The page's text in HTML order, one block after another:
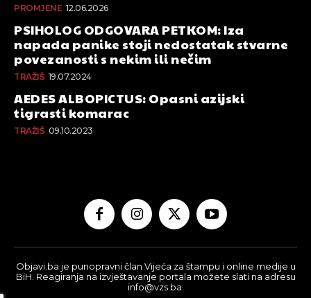
PROMJENE 12.06.2026
PSIHOLOG ODGOVARA PETKOM: Iza
napada panike stoji nedostatak stvarne
povezanosti s nekim ili nečim
TRAŽIŠ 19.07.2024
AEDES ALBOPICTUS: Opasni azijski
tigrasti komarac
TRAŽIŠ 09.10.2023
Objavi.ba je punopravni član Vijeća za štampu i online medije u
BiH. Reagiranja na izvještavanje portala možete slati na adresu
info@vzs.ba.